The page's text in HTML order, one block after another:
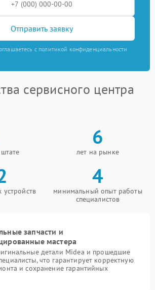
Отправить заявку
с политикой конфиденциальности
сервисного центра
6
лет на рынке
4
минимальный опыт работы
специалистов
запчасти и
мастера
детали Midea и прошедшие
что гарантирует корректную
и сохранение гарантийных